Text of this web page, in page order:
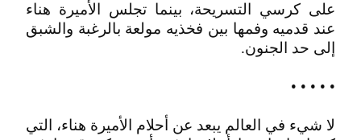
على كرسي التسريحة، بينما تجلس الأميرة هناء
عند قدميه وفمها بين فخذيه مولعة بالرغبة والشبق
إلى حد الجنون.
• • • • •
لا شيء في العالم يبعد عن أحلام الأميرة هناء، التي